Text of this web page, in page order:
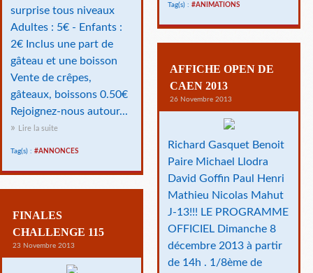
Tag(s) : #ANIMATIONS
surprise tous niveaux
Adultes : 5€ - Enfants :
2€ Inclus une part de
gâteau et une boisson
Vente de crêpes,
gâteaux, boissons 0.50€
Rejoignez-nous autour...
Lire la suite
Tag(s) : #ANNONCES
AFFICHE OPEN DE
CAEN 2013
26 Novembre 2013
Richard Gasquet Benoit
Paire Michael Llodra
David Goffin Paul Henri
Mathieu Nicolas Mahut
J-13!!! LE PROGRAMME
OFFICIEL Dimanche 8
décembre 2013 à partir
de 14h . 1/8ème de
FINALES
CHALLENGE 115
23 Novembre 2013